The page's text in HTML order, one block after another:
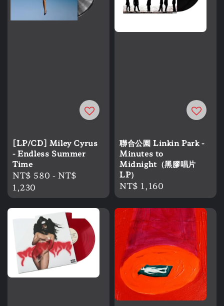
[LP/CD] Miley Cyrus
- Endless Summer
Time
Regular
price
NT$ 580 -NT$
1,230
聯合公園 Linkin Park -
Minutes to
Midnight（黑膠唱片
LP）
Regular
price
NT$ 1,160